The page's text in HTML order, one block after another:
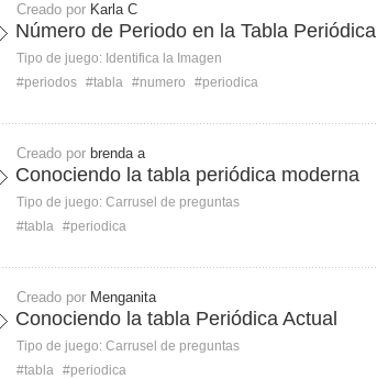
Creado por Karla C
Número de Periodo en la Tabla Periódica
Tipo de juego: Identifica la Imagen
#periodos #tabla #numero #periodica
Creado por brenda a
Conociendo la tabla periódica moderna
Tipo de juego: Carrusel de preguntas
#tabla #periodica
Creado por Menganita
Conociendo la tabla Periódica Actual
Tipo de juego: Carrusel de preguntas
#tabla #periodica